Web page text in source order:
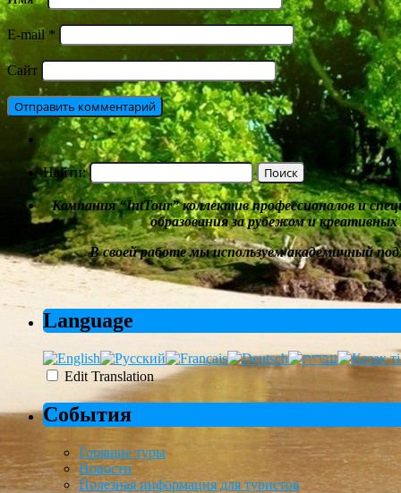
E-mail *
Сайт
Найти:
Компания“IntTour” коллектив профессионалов и
образования за рубежом икреативных
В своей работе мыиспользуем академичный
Language
Edit Translation
События
Горящие туры
Новости
Полезная информация для туристов